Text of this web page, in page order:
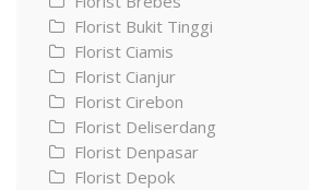
Florist Bukit Tinggi
Florist Ciamis
Florist Cianjur
Florist Cirebon
Florist Deliserdang
Florist Denpasar
Florist Depok